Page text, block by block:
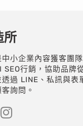
所
小企業內容獲客團
SEO行銷，協助品牌
過 LINE、私訊與表
詢問。